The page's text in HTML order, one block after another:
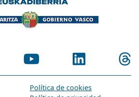
Política de cookies